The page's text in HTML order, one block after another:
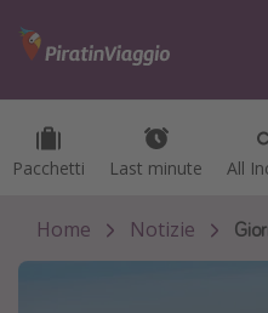
Pacchetti Last minute All
Pacchetti Last minute All
Categorie
Voli
Hotel
Home Notizie